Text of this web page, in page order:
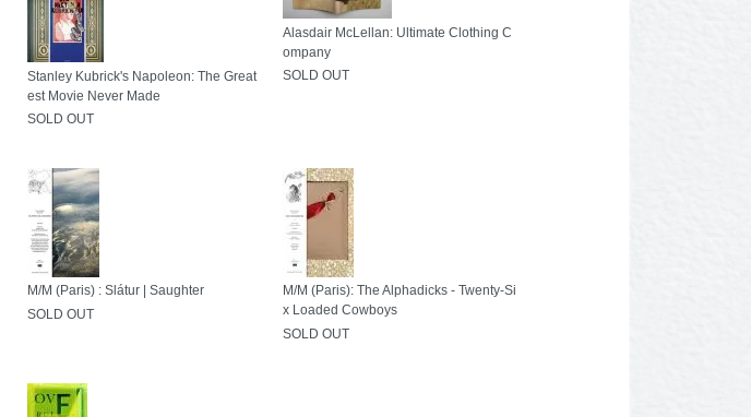
Stanley Kubrick's Napoleon: The Great
est Movie Never Made
SOLD OUT
Alasdair McLellan: Ultimate Clothing C
ompany
SOLD OUT
M/M (Paris) : Slátur | Saughter
SOLD OUT
M/M (Paris): The Alphadicks - Twenty-Si
x Loaded Cowboys
SOLD OUT